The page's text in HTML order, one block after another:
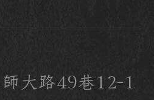
大路49巷12-1